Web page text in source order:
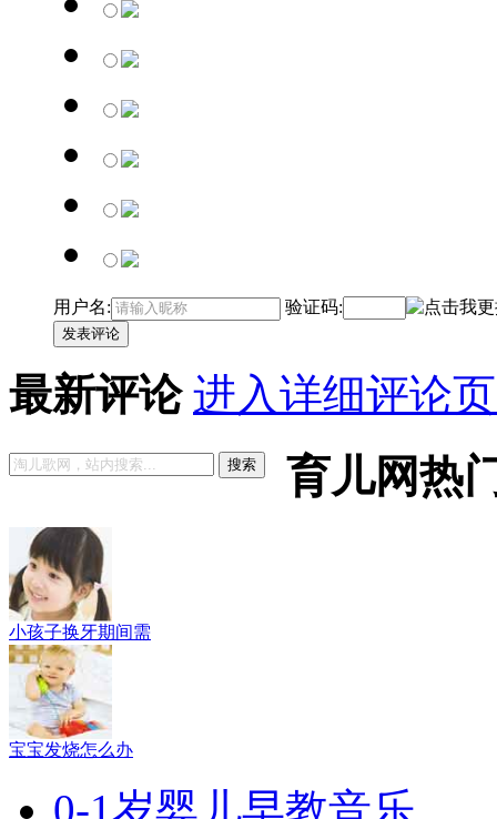
用户名: 验证码:
发表评论
最新评论 进入详细评论
搜索 育儿网热
小孩子换牙期间需
宝宝发烧怎么办